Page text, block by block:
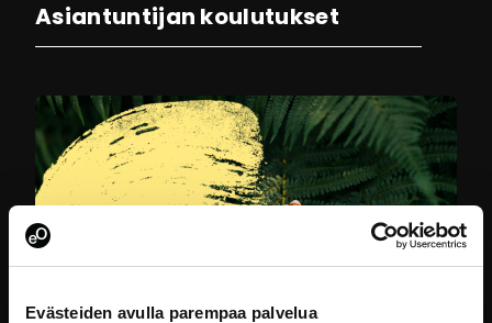
Evästeiden avulla parempaa palvelua
Asiantuntijan koulutukset